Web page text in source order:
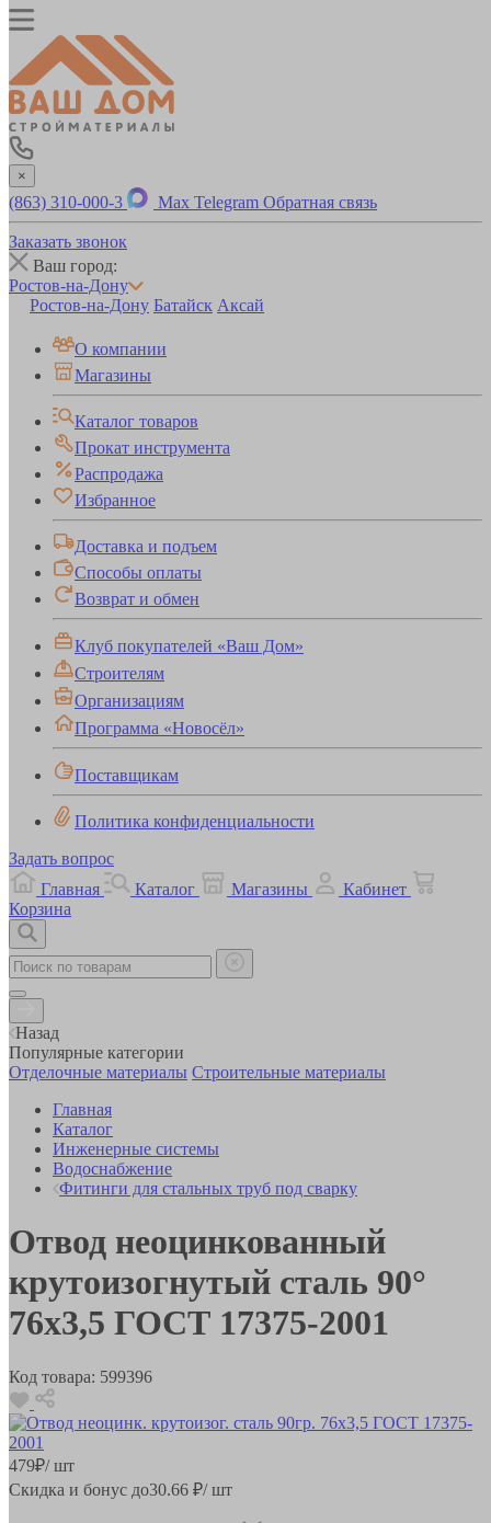
×
(863) 310-000-3 Max Telegram Обратная связь
Заказать звонок
Ваш город:
Ростов-на-Дону
Ростов-на-Дону Батайск Аксай
О компании
Магазины
Каталог товаров
Прокат инструмента
Распродажа
Избранное
Доставка и подъем
Способы оплаты
Возврат и обмен
Клуб покупателей «Ваш Дом»
Строителям
Организациям
Программа «Новосёл»
Поставщикам
Политика конфиденциальности
Задать вопрос
Главная
Каталог Магазины
Кабинет
Корзина
Назад
Популярные категории
Отделочные материалы Строительные материалы
Главная
Каталог
Инженерные системы
Водоснабжение
Фитинги для стальных труб под сварку
Отвод неоцинкованный
крутоизогнутый сталь 90°
76х3,5 ГОСТ 17375-2001
Код товара: 599396
479₽/ шт
Скидка и бонус до30.66 ₽/ шт